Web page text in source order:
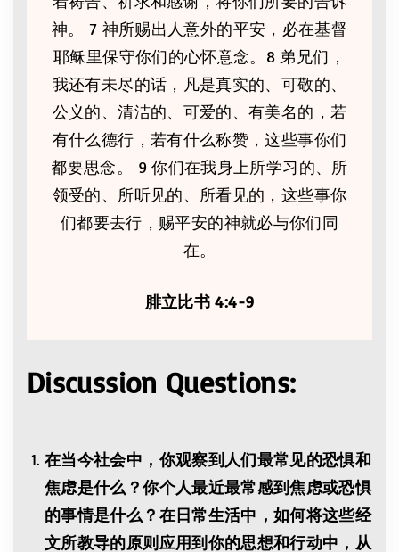
神。 7 神所赐出人意外的平安，必在基督
耶稣里保守你们的心怀意念。8 弟兄们，
我还有未尽的话，凡是真实的、可敬的、
公义的、清洁的、可爱的、有美名的，若
有什么德行，若有什么称赞，这些事你们
都要思念。 9 你们在我身上所学习的、所
领受的、所听见的、所看见的，这些事你
们都要去行，赐平安的神就必与你们同
在。
腓立比书 4:4-9
Discussion Questions:
在当今社会中，你观察到人们最常见的恐惧和
焦虑是什么？你个人最近最常感到焦虑或恐惧
的事情是什么？在日常生活中，如何将这些经
文所教导的原则应用到你的思想和行动中，从